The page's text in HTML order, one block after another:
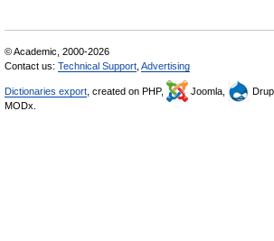
© Academic, 2000-2026
Contact us: Technical Support Advertising
Dictionaries export , created on PHP, Joomla,
MODx.